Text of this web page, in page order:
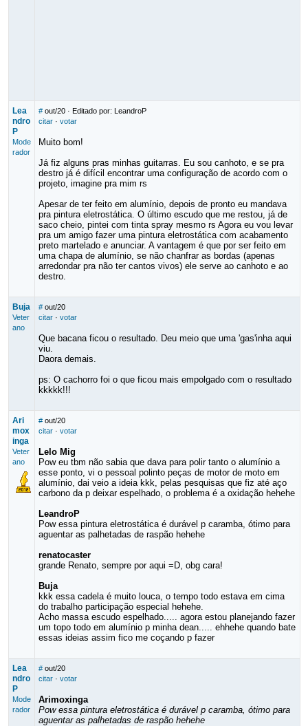
Lea
ndro
P
Mode
rador
# out/20· Editado por: LeandroP
citar· votar
Muito bom!
Já fiz alguns pras minhas guitarras. Eu sou canhoto, e se pra
destro já é difícil encontrar uma configuração de acordo com o
projeto, imagine pra mim rs
Apesar de ter feito em alumínio, depois de pronto eu mandava
pra pintura eletrostática. O último escudo que me restou, já de
saco cheio, pintei com tinta spray mesmo rs Agora eu vou levar
pra um amigo fazer uma pintura eletrostática com acabamento
preto martelado e anunciar. A vantagem é que por ser feito em
uma chapa de alumínio, se não chanfrar as bordas (apenas
arredondar pra não ter cantos vivos) ele serve ao canhoto e ao
destro.
Buja
Veter
ano
# out/20
citar· votar
Que bacana ficou o resultado. Deu meio que uma 'gas'inha aqui
viu.
Daora demais.
ps: O cachorro foi o que ficou mais empolgado com o resultado
kkkkk!!!
Ari
mox
inga
Veter
ano
# out/20
citar· votar
Lelo Mig
Pow eu tbm não sabia que dava para polir tanto o alumínio a
esse ponto, vi o pessoal polinto peças de motor de moto em
alumínio, dai veio a ideia kkk, pelas pesquisas que fiz até aço
carbono da p deixar espelhado, o problema é a oxidação hehehe
LeandroP
Pow essa pintura eletrostática é durável p caramba, ótimo para
aguentar as palhetadas de raspão hehehe
renatocaster
grande Renato, sempre por aqui =D, obg cara!
Buja
kkk essa cadela é muito louca, o tempo todo estava em cima
do trabalho participação especial hehehe.
Acho massa escudo espelhado..... agora estou planejando fazer
um topo todo em alumínio p minha dean..... ehhehe quando bate
essas ideias assim fico me coçando p fazer
Lea
ndro
P
Mode
rador
# out/20
citar· votar
Arimoxinga
Pow essa pintura eletrostática é durável p caramba, ótimo para
aguentar as palhetadas de raspão hehehe